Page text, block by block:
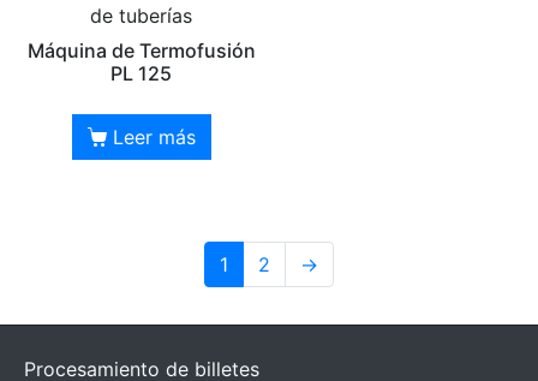
de tuberías
Máquina de Termofusión
PL 125
Leer más
1 2 →
Procesamiento de billetes